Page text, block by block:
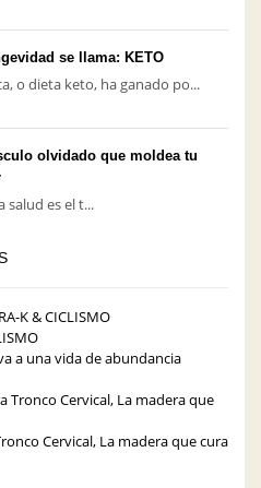
se llama: KETO
o dieta keto, ha ganado po...
olvidado que moldea tu
es el t...
K & CICLISMO
a una vida de abundancia
Tronco Cervical, La madera que
Cervical, La madera que cura